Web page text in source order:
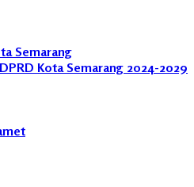
Semarang
Kota Semarang 2024-2029